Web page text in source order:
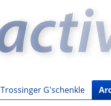
Trossinger G'schenkle